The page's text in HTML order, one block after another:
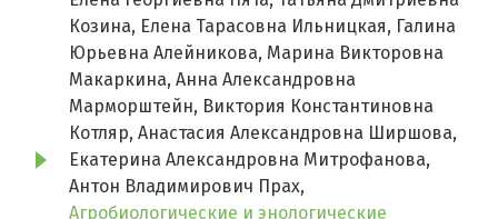
Козина, Елена Тарасовна Ильницкая, Галина
Юрьевна Алейникова, Марина Викторовна
Макаркина, Анна Александровна
Марморштейн, Виктория Константиновна
Котляр, Анастасия Александровна Ширшова,
Екатерина Александровна Митрофанова,
Антон Владимирович Прах,
Агробиологические и энологические